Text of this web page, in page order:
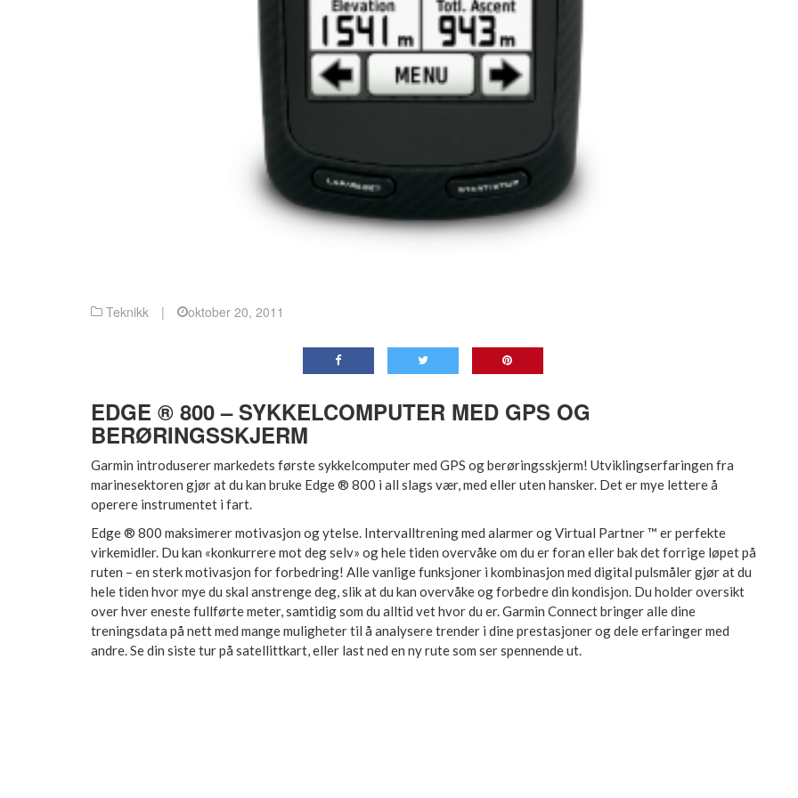
Teknikk | oktober 20, 2011
EDGE ® 800 – SYKKELCOMPUTER MED GPS OG
BERØRINGSSKJERM
Garmin introduserer markedets første sykkelcomputer med GPS og berøringsskjerm! Utviklingserfaringen fra
marinesektoren gjør at du kan bruke Edge ® 800 i all slags vær, med eller uten hansker. Det er mye lettere å
operere instrumentet i fart.
Edge ® 800 maksimerer motivasjon og ytelse. Intervalltrening med alarmer og Virtual Partner ™ er perfekte
virkemidler. Du kan «konkurrere mot deg selv» og hele tiden overvåke om du er foran eller bak det forrige løpet på
ruten – en sterk motivasjon for forbedring! Alle vanlige funksjoner i kombinasjon med digital pulsmåler gjør at du
hele tiden hvor mye du skal anstrenge deg, slik at du kan overvåke og forbedre din kondisjon. Du holder oversikt
over hver eneste fullførte meter, samtidig som du alltid vet hvor du er. Garmin Connect bringer alle dine
treningsdata på nett med mange muligheter til å analysere trender i dine prestasjoner og dele erfaringer med
andre. Se din siste tur på satellittkart, eller last ned en ny rute som ser spennende ut.